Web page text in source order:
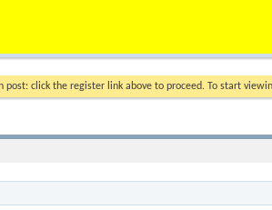
post: click the register link above to proceed. To start